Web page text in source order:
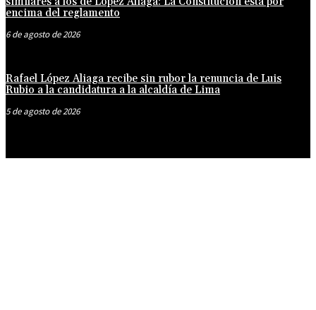
encima del reglamento
6 de agosto de 2026
Rafael López Aliaga recibe sin rubor la renuncia de Luis
Rubio a la candidatura a la alcaldía de Lima
5 de agosto de 2026